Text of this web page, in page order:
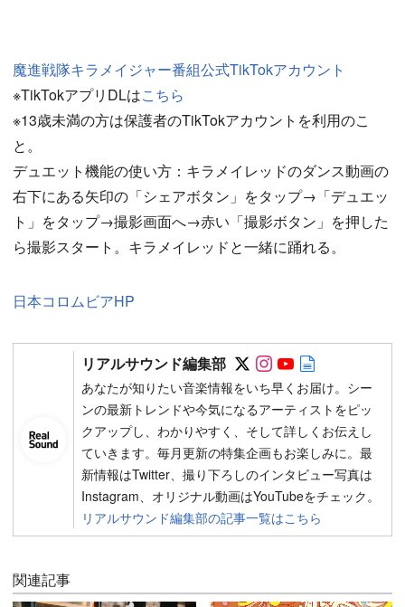
魔進戦隊キラメイジャー番組公式TikTokアカウント
※TikTokアプリDLはこちら
※13歳未満の方は保護者のTikTokアカウントを利用のこ
と。
デュエット機能の使い方：キラメイレッドのダンス動画の
右下にある矢印の「シェアボタン」をタップ→「デュエッ
ト」をタップ→撮影画面へ→赤い「撮影ボタン」を押した
ら撮影スタート。キラメイレッドと一緒に踊れる。
日本コロムビアHP
リアルサウンド編集部 Follow on SNS
Follow on SNS
Follow on
あなたが知りたい音楽情報をいち早くお届け。シー
ンの最新トレンドや今気になるアーティストをピッ
クアップし、わかりやすく、そして詳しくお伝えし
ていきます。毎月更新の特集企画もお楽しみに。最
新情報はTwitter、撮り下ろしのインタビュー写真は
Instagram、オリジナル動画はYouTubeをチェック。
リアルサウンド編集部の記事一覧はこちら
関連記事